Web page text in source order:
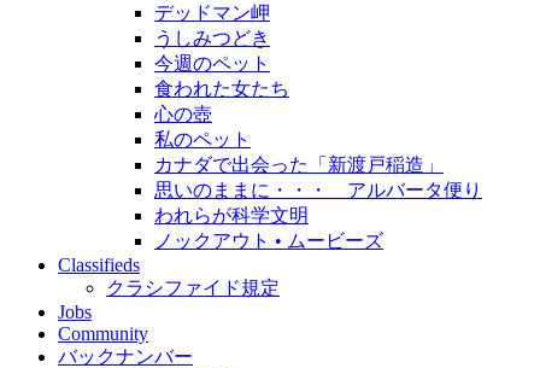
デッドマン岬
うしみつどき
今週のペット
食われた女たち
心の壺
私のペット
カナダで出会った「新渡戸稲造」
思いのままに・・・ アルバータ便り
われらが科学文明
ノックアウト • ムービーズ
Classifieds
クラシファイド規定
Jobs
Community
バックナンバー